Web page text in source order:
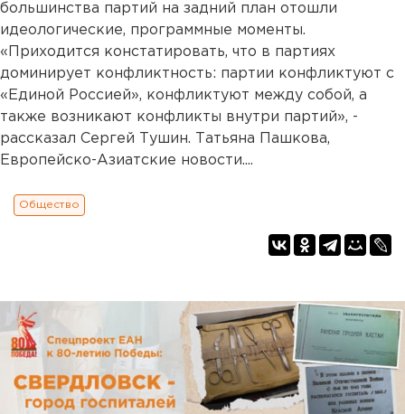
большинства партий на задний план отошли
идеологические, программные моменты.
«Приходится констатировать, что в партиях
доминирует конфликтность: партии конфликтуют с
«Единой Россией», конфликтуют между собой, а
также возникают конфликты внутри партий», -
рассказал Сергей Тушин. Татьяна Пашкова,
Европейско-Азиатские новости....
Общество